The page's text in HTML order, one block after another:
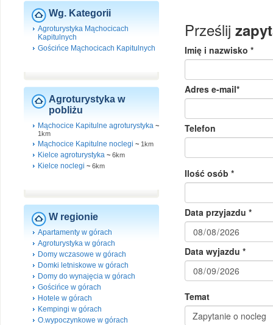
Wg. Kategorii
Agroturystyka Mąchocicach
Kapitulnych
Gościńce Mąchocicach Kapitulnych
Agroturystyka w
pobliżu
Mąchocice Kapitulne agroturystyka ~
1km
Mąchocice Kapitulne noclegi ~ 1km
Kielce agroturystyka ~ 6km
Kielce noclegi ~ 6km
W regionie
Apartamenty w górach
Agroturystyka w górach
Domy wczasowe w górach
Domki letniskowe w górach
Domy do wynajęcia w górach
Gościńce w górach
Hotele w górach
Kempingi w górach
O.wypoczynkowe w górach